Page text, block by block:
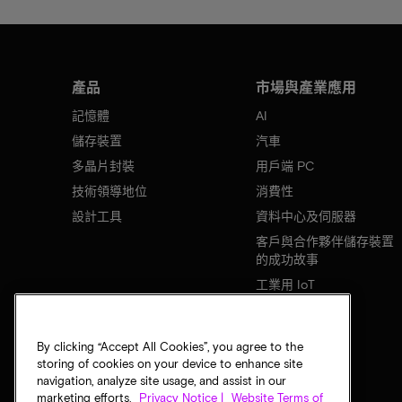
產品
記憶體
儲存裝置
多晶片封裝
技術領導地位
設計工具
市場與產業應用
AI
汽車
用戶端 PC
消費性
資料中心及伺服器
客戶與合作夥伴儲存裝置
的成功故事
工業用 IoT
By clicking “Accept All Cookies”, you agree to the
storing of cookies on your device to enhance site
navigation, analyze site usage, and assist in our
marketing efforts.
Privacy Notice | Website Terms of